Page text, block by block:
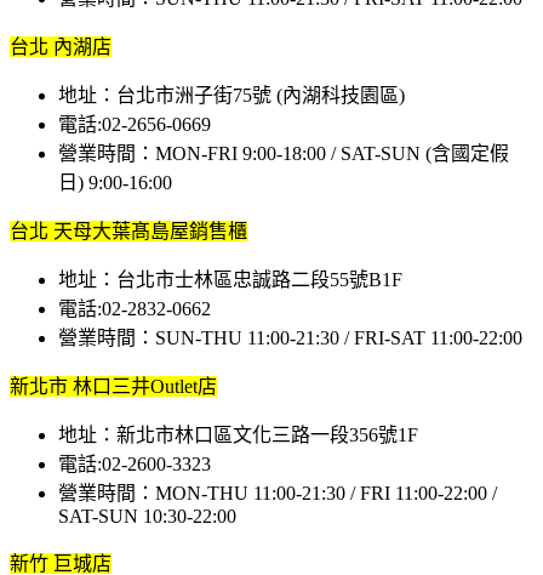
台北 內湖店
地址：台北市洲子街75號 (內湖科技園區)
電話:02-2656-0669
營業時間：MON-FRI 9:00-18:00 / SAT-SUN (含國定假
日) 9:00-16:00
台北 天母大葉髙島屋銷售櫃
地址：台北市士林區忠誠路二段55號B1F
電話:02-2832-0662
營業時間：SUN-THU 11:00-21:30 / FRI-SAT 11:00-22:00
新北市 林口三井Outlet店
地址：新北市林口區文化三路一段356號1F
電話:02-2600-3323
營業時間：MON-THU 11:00-21:30 / FRI 11:00-22:00 /
SAT-SUN 10:30-22:00
新竹 巨城店